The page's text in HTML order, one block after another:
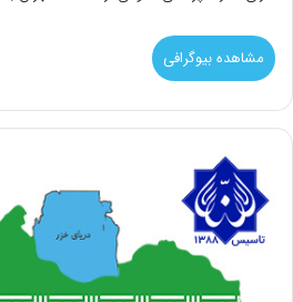
مشاهده بیوگرافی